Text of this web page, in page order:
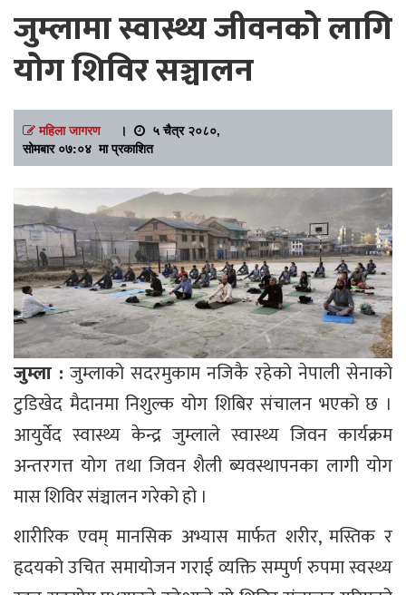
जुम्लामा स्वास्थ्य जीवनको लागि
योग शिविर सञ्चालन
महिला जागरण।
५ चैत्र २०८०,
सोमबार ०७:०४ मा प्रकाशित
जुम्ला : जुम्लाको सदरमुकाम नजिकै रहेको नेपाली सेनाको
टुडिखेद मैदानमा निशुल्क योग शिबिर संचालन भएको छ ।
आयुर्वेद स्वास्थ्य केन्द्र जुम्लाले स्वास्थ्य जिवन कार्यक्रम
अन्तरगत्त योग तथा जिवन शैली ब्यवस्थापनका लागी योग
मास शिविर संञ्चालन गरेको हो ।
शारीरिक एवम् मानसिक अभ्यास मार्फत शरीर, मस्तिक र
हृदयको उचित समायोजन गराई व्यक्ति सम्पुर्ण रुपमा स्वस्थ्य